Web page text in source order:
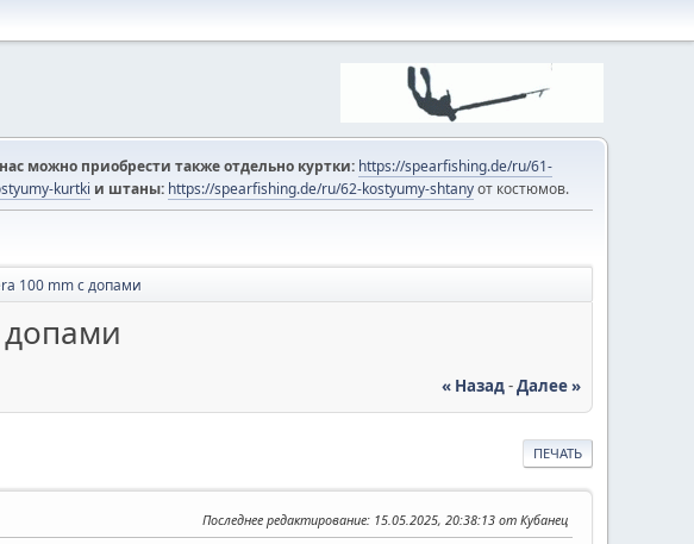
можно приобрести также отдельно куртки: https://spearfishing.de/ru/61-
kurtki и штаны: https://spearfishing.de/ru/62-kostyumy-shtanyот костюмов.
100 mm с допами
« Назад-Далее »
ПЕЧАТЬ
Последнее редактирование: 15.05.2025, 20:38:13 от Кубанец